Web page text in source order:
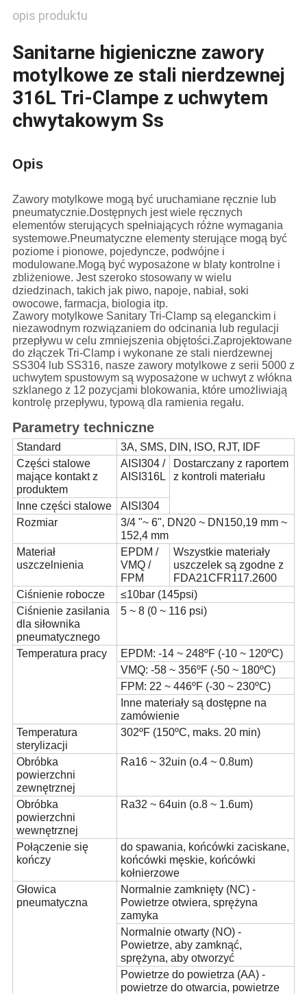
opis produktu
Sanitarne higieniczne zawory
motylkowe ze stali nierdzewnej
316L Tri-Clampe z uchwytem
chwytakowym Ss
Opis
Zawory motylkowe mogą być uruchamiane ręcznie lub
pneumatycznie.Dostępnych jest wiele ręcznych
elementów sterujących spełniających różne wymagania
systemowe.Pneumatyczne elementy sterujące mogą być
poziome i pionowe, pojedyncze, podwójne i
modulowane.Mogą być wyposażone w blaty kontrolne i
zbliżeniowe. Jest szeroko stosowany w wielu
dziedzinach, takich jak piwo, napoje, nabiał, soki
owocowe, farmacja, biologia itp.
Zawory motylkowe Sanitary Tri-Clamp są eleganckim i
niezawodnym rozwiązaniem do odcinania lub regulacji
przepływu w celu zmniejszenia objętości.Zaprojektowane
do złączek Tri-Clamp i wykonane ze stali nierdzewnej
SS304 lub SS316, nasze zawory motylkowe z serii 5000 z
uchwytem spustowym są wyposażone w uchwyt z włókna
szklanego z 12 pozycjami blokowania, które umożliwiają
kontrolę przepływu, typową dla ramienia regału.
Parametry techniczne
Standard
3A, SMS, DIN, ISO, RJT, IDF
Części stalowe
mające kontakt z
produktem
AISI304 /
AISI316L
Dostarczany z raportem
z kontroli materiału
Inne części stalowe
AISI304
Rozmiar
3/4 "~ 6", DN20 ~ DN150,19 mm ~
152,4 mm
Materiał
uszczelnienia
EPDM /
VMQ /
FPM
Wszystkie materiały
uszczelek są zgodne z
FDA21CFR117.2600
Ciśnienie robocze
≤10bar (145psi)
Ciśnienie zasilania
dla siłownika
pneumatycznego
5 ~ 8 (0 ~ 116 psi)
Temperatura pracy
EPDM: -14 ~ 248ºF (-10 ~ 120ºC)
VMQ: -58 ~ 356ºF (-50 ~ 180ºC)
FPM: 22 ~ 446ºF (-30 ~ 230ºC)
Inne materiały są dostępne na
zamówienie
Temperatura
sterylizacji
302ºF (150ºC, maks. 20 min)
Obróbka
powierzchni
zewnętrznej
Ra16 ~ 32uin (o.4 ~ 0.8um)
Obróbka
powierzchni
wewnętrznej
Ra32 ~ 64uin (o.8 ~ 1.6um)
Połączenie się
kończy
do spawania, końcówki zaciskane,
końcówki męskie, końcówki
kołnierzowe
Głowica
pneumatyczna
Normalnie zamknięty (NC) -
Powietrze otwiera, sprężyna
zamyka
Normalnie otwarty (NO) -
Powietrze, aby zamknąć,
sprężyna, aby otworzyć
Powietrze do powietrza (AA) -
powietrze do otwarcia, powietrze